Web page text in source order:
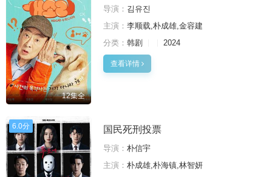
12集全
导演： 김유진
主演： 李顺载,朴成雄,金容建
分类： 韩剧 2024
查看详情
6.0分 国民死刑投票
导演： 朴信宇
主演： 朴成雄,朴海镇,林智妍